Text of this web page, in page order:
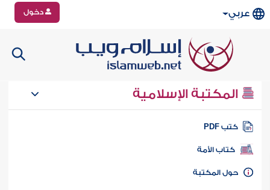
عربي دخول
المكتبة الإسلامية
كتب PDF
كتاب الأمة